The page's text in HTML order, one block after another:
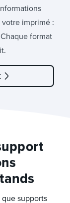
imprimé :
format
supports